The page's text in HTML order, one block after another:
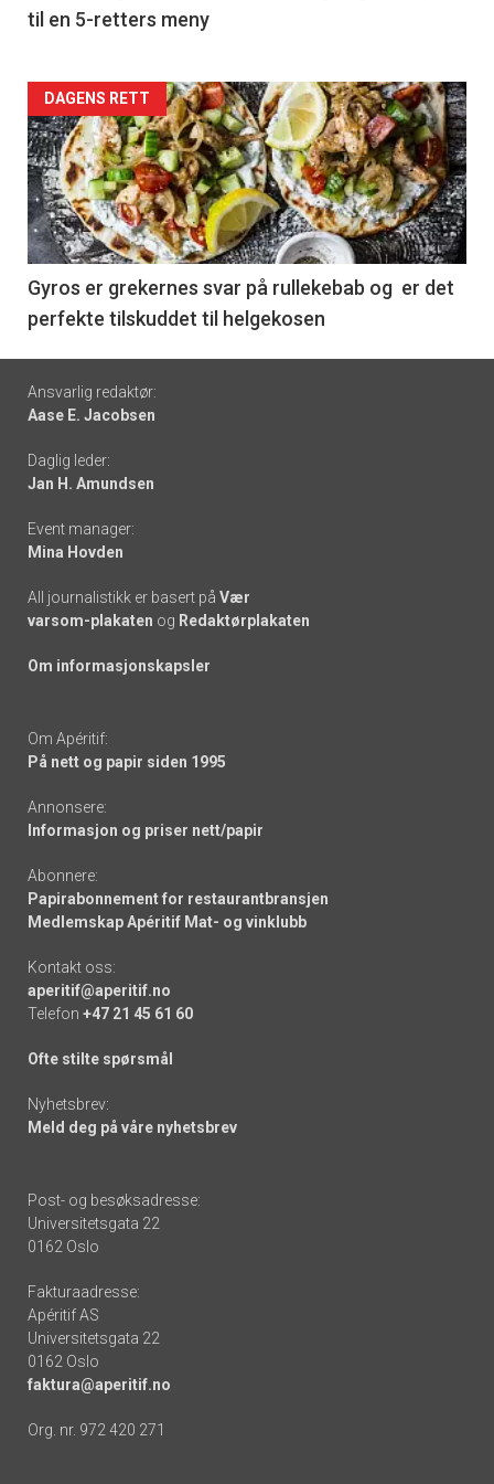
til en 5-retters meny
Forsiden
akkurat
nå
-
6
DAGENS RETT
Gyros er grekernes svar på rullekebab og er det
perfekte tilskuddet til helgekosen
Footer
-
links
Ansvarlig redaktør:
Aase E. Jacobsen
Daglig leder:
Jan H. Amundsen
Event manager:
Mina Hovden
All journalistikk er basert på Vær
varsom-plakaten og Redaktørplakaten
Om informasjonskapsler
Om Apéritif:
På nett og papir siden 1995
Annonsere:
Informasjon og priser nett/papir
Abonnere:
Papirabonnement for restaurantbransjen
Medlemskap Apéritif Mat- og vinklubb
Kontakt oss:
aperitif@aperitif.no
Telefon +47 21 45 61 60
Ofte stilte spørsmål
Nyhetsbrev:
Meld deg på våre nyhetsbrev
Post- og besøksadresse:
Universitetsgata 22
0162 Oslo
Fakturaadresse:
Apéritif AS
Universitetsgata 22
0162 Oslo
faktura@aperitif.no
Org. nr. 972 420 271